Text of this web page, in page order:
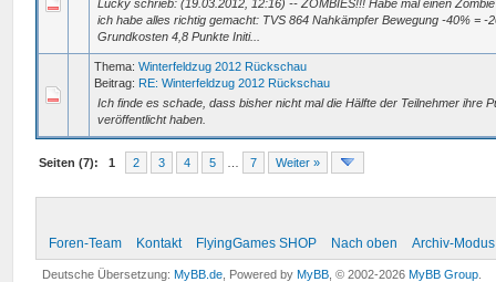
Lucky schrieb: (19.03.2012, 12:16) -- ZOMBIES!!! Habe mal einen
ich habe alles richtig gemacht: TVS 864 Nahkämpfer Bewegung -40% = -
Grundkosten 4,8 Punkte Initi...
Thema:Winterfeldzug 2012 Rückschau
Beitrag: RE: Winterfeldzug 2012 Rückschau
Ich finde es schade, dass bisher nicht mal die Hälfte der Teilnehmer ihre
veröffentlicht haben.
Seiten (7): 1 2 3 4 5 7 Weiter »
Foren-Team Kontakt FlyingGames SHOP Nach oben Archiv-Modus
Deutsche Übersetzung:MyBB.de , Powered byMyBB , © 2002-2026MyBB Group